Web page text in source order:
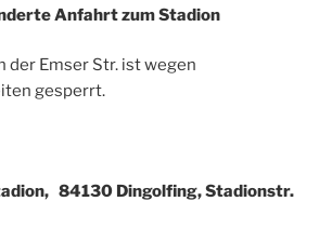
Anfahrt zum Stadion
der Emser Str. ist wegen
gesperrt.
, 84130 Dingolfing, Stadionstr.